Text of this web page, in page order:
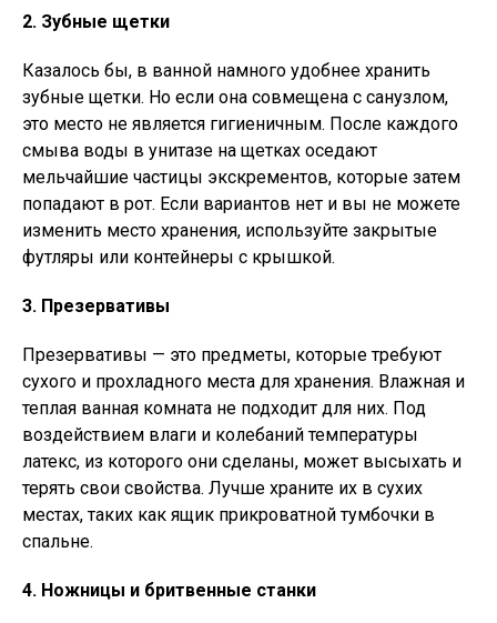
2. Зубные щетки
Казалось бы, в ванной намного удобнее хранить
зубные щетки. Но если она совмещена с санузлом,
это место не является гигиеничным. После каждого
смыва воды в унитазе на щетках оседают
мельчайшие частицы экскрементов, которые затем
попадают в рот. Если вариантов нет и вы не можете
изменить место хранения, используйте закрытые
футляры или контейнеры с крышкой.
3. Презервативы
Презервативы — это предметы, которые требуют
сухого и прохладного места для хранения. Влажная и
теплая ванная комната не подходит для них. Под
воздействием влаги и колебаний температуры
латекс, из которого они сделаны, может высыхать и
терять свои свойства. Лучше храните их в сухих
местах, таких как ящик прикроватной тумбочки в
спальне.
4. Ножницы и бритвенные станки